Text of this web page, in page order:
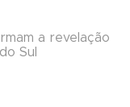
a revelação
Sul